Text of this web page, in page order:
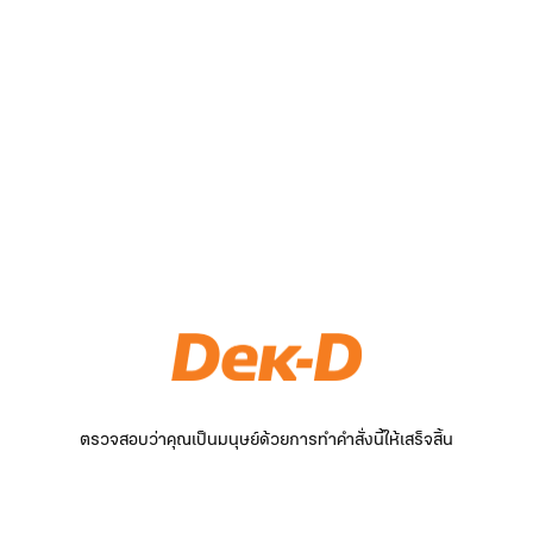
ตรวจสอบว่าคุณเป็นมนุษย์ด้วยการทำคำสั่งนี้ให้เสร็จสิ้น